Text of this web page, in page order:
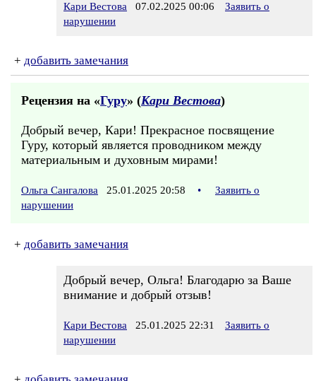
Кари Вестова 07.02.2025 00:06
Заявить о
нарушении
+ добавить замечания
Рецензия на «Гуру» (Кари Вестова)
Добрый вечер, Кари! Прекрасное посвящение
Гуру, который является проводником между
материальным и духовным мирами!
Ольга Сангалова 25.01.2025 20:58 •
Заявить о
нарушении
+ добавить замечания
Добрый вечер, Ольга! Благодарю за Ваше
внимание и добрый отзыв!
Кари Вестова 25.01.2025 22:31
Заявить о
нарушении